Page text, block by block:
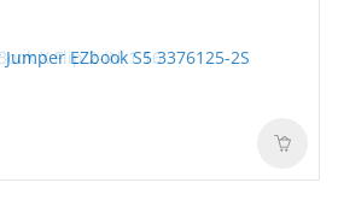
EZbook S5 3376125-2S